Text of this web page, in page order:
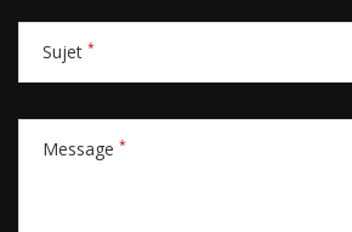
Sujet *
Message *